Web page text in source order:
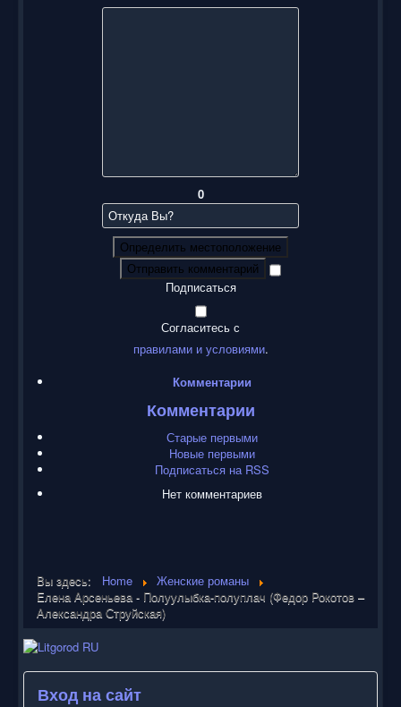
0
Определить местоположение
Отправить комментарий
Подписаться
Согласитесь с
правилами и условиями.
Комментарии
Комментарии
Старые первыми
Новые первыми
Подписаться на RSS
Нет комментариев
Вы здесь: Home
Женские романы
Елена Арсеньева - Полуулыбка-полуплач (Федор Рокотов –
Александра Струйская)
Вход на сайт